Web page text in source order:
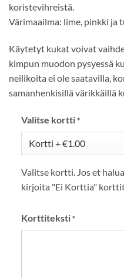
koristevihreistä.
Värimaailma: lime, pinkki ja
Käytetyt kukat voivat
kimpun muodon pysyessä
neilikoita ei ole saatavilla,
samanhenkisillä värikkäillä
Valitse kortti*
Valitse kortti. Jos et
kirjoita "Ei Korttia"
Korttiteksti*